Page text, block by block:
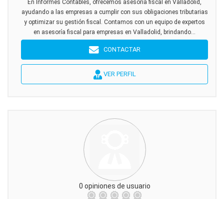
En Informes Contables, ofrecemos asesoría fiscal en Valladolid,
ayudando a las empresas a cumplir con sus obligaciones tributarias
y optimizar su gestión fiscal. Contamos con un equipo de expertos
en asesoría fiscal para empresas en Valladolid, brindando...
CONTACTAR
VER PERFIL
0 opiniones de usuario